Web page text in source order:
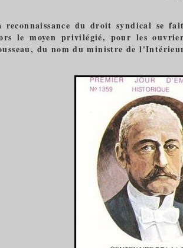
reconnaissance du droit syndical se
le moyen privilégié, pour les
du nom du ministre de